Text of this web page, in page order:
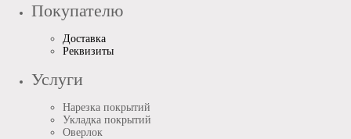
Покупателю
Доставка
Реквизиты
Услуги
Нарезка покрытий
Укладка покрытий
Оверлок